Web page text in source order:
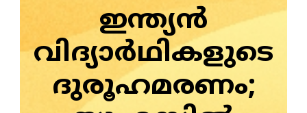
ഇന്ത്യൻ
വിദ്യാർഥികളുടെ
ദുരൂഹമരണം;